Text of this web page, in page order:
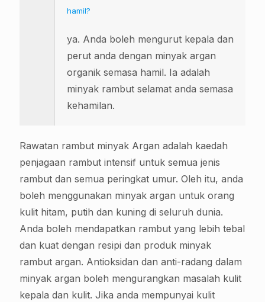
hamil?
ya. Anda boleh mengurut kepala dan
perut anda dengan minyak argan
organik semasa hamil. Ia adalah
minyak rambut selamat anda semasa
kehamilan.
Rawatan rambut minyak Argan adalah kaedah
penjagaan rambut intensif untuk semua jenis
rambut dan semua peringkat umur. Oleh itu, anda
boleh menggunakan minyak argan untuk orang
kulit hitam, putih dan kuning di seluruh dunia.
Anda boleh mendapatkan rambut yang lebih tebal
dan kuat dengan resipi dan produk minyak
rambut argan. Antioksidan dan anti-radang dalam
minyak argan boleh mengurangkan masalah kulit
kepala dan kulit. Jika anda mempunyai kulit